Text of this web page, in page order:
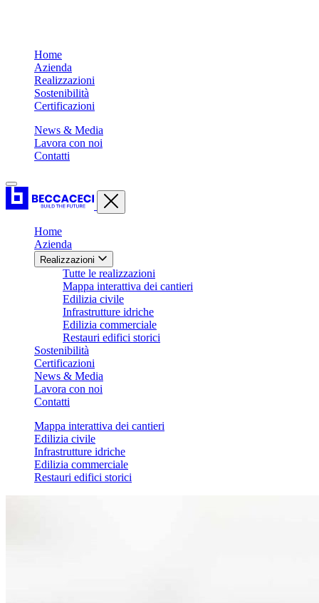
Home
Azienda
Realizzazioni
Sostenibilità
Certificazioni
News & Media
Lavora con noi
Contatti
Home
Azienda
Realizzazioni
Tutte le realizzazioni
Mappa interattiva dei cantieri
Edilizia civile
Infrastrutture idriche
Edilizia commerciale
Restauri edifici storici
Sostenibilità
Certificazioni
News & Media
Lavora con noi
Contatti
Mappa interattiva dei cantieri
Edilizia civile
Infrastrutture idriche
Edilizia commerciale
Restauri edifici storici